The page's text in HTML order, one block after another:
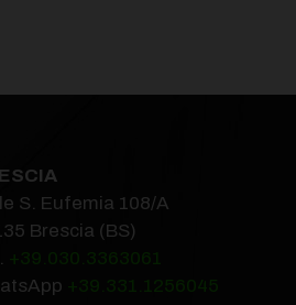
S. Eufemia 108/A
Brescia (BS)
+39.030.3363061
+39.331.1256045